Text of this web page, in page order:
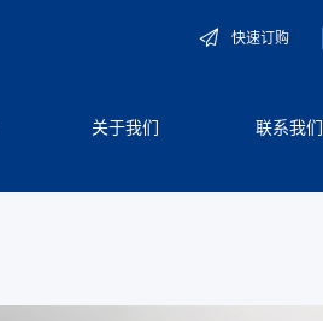
快速订购
关于我们 联系我们